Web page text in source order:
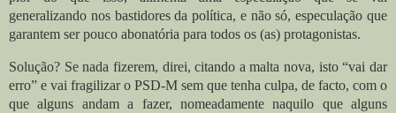
generalizando nos bastidores da política, e não só, especulação que
garantem ser pouco abonatória para todos os (as) protagonistas.
Solução? Se nada fizerem, direi, citando a malta nova, isto “vai dar
erro” e vai fragilizar o PSD-M sem que tenha culpa, de facto, com o
que alguns andam a fazer, nomeadamente naquilo que alguns